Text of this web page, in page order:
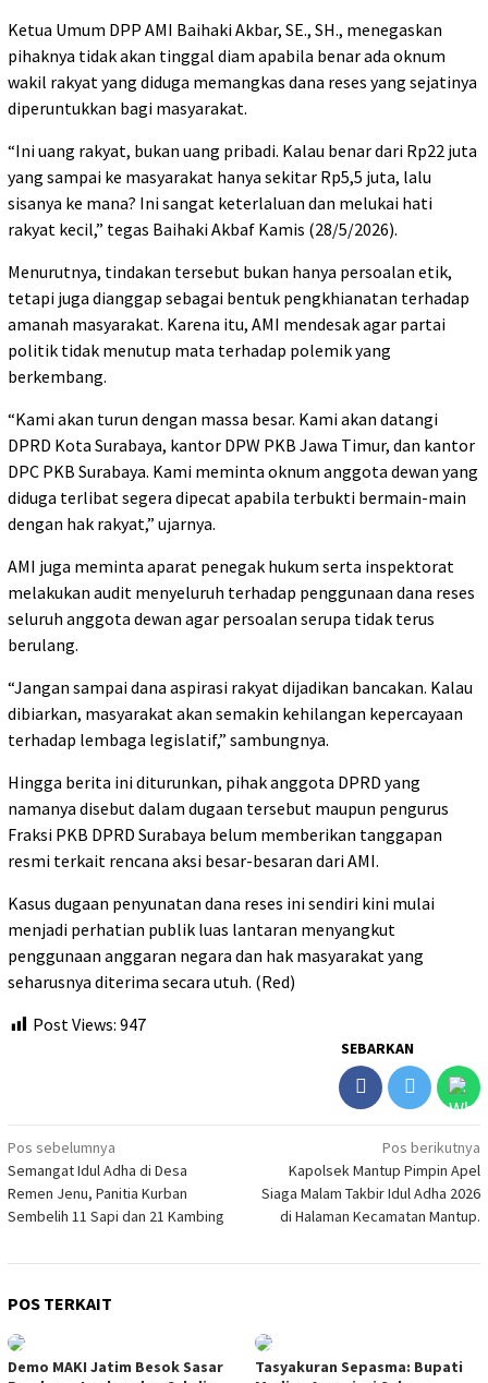
Ketua Umum DPP AMI Baihaki Akbar, SE., SH., menegaskan
pihaknya tidak akan tinggal diam apabila benar ada oknum
wakil rakyat yang diduga memangkas dana reses yang sejatinya
diperuntukkan bagi masyarakat.
“Ini uang rakyat, bukan uang pribadi. Kalau benar dari Rp22 juta
yang sampai ke masyarakat hanya sekitar Rp5,5 juta, lalu
sisanya ke mana? Ini sangat keterlaluan dan melukai hati
rakyat kecil,” tegas Baihaki Akbaf Kamis (28/5/2026).
Menurutnya, tindakan tersebut bukan hanya persoalan etik,
tetapi juga dianggap sebagai bentuk pengkhianatan terhadap
amanah masyarakat. Karena itu, AMI mendesak agar partai
politik tidak menutup mata terhadap polemik yang
berkembang.
“Kami akan turun dengan massa besar. Kami akan datangi
DPRD Kota Surabaya, kantor DPW PKB Jawa Timur, dan kantor
DPC PKB Surabaya. Kami meminta oknum anggota dewan yang
diduga terlibat segera dipecat apabila terbukti bermain-main
dengan hak rakyat,” ujarnya.
AMI juga meminta aparat penegak hukum serta inspektorat
melakukan audit menyeluruh terhadap penggunaan dana reses
seluruh anggota dewan agar persoalan serupa tidak terus
berulang.
“Jangan sampai dana aspirasi rakyat dijadikan bancakan. Kalau
dibiarkan, masyarakat akan semakin kehilangan kepercayaan
terhadap lembaga legislatif,” sambungnya.
Hingga berita ini diturunkan, pihak anggota DPRD yang
namanya disebut dalam dugaan tersebut maupun pengurus
Fraksi PKB DPRD Surabaya belum memberikan tanggapan
resmi terkait rencana aksi besar-besaran dari AMI.
Kasus dugaan penyunatan dana reses ini sendiri kini mulai
menjadi perhatian publik luas lantaran menyangkut
penggunaan anggaran negara dan hak masyarakat yang
seharusnya diterima secara utuh. (Red)
Post Views: 947
SEBARKAN
Navigasi
pos
Pos sebelumnya
Semangat Idul Adha di Desa
Remen Jenu, Panitia Kurban
Sembelih 11 Sapi dan 21 Kambing
Pos berikutnya
Kapolsek Mantup Pimpin Apel
Siaga Malam Takbir Idul Adha 2026
di Halaman Kecamatan Mantup.
POS TERKAIT
Demo MAKI Jatim Besok Sasar
Tasyakuran Sepasma: Bupati